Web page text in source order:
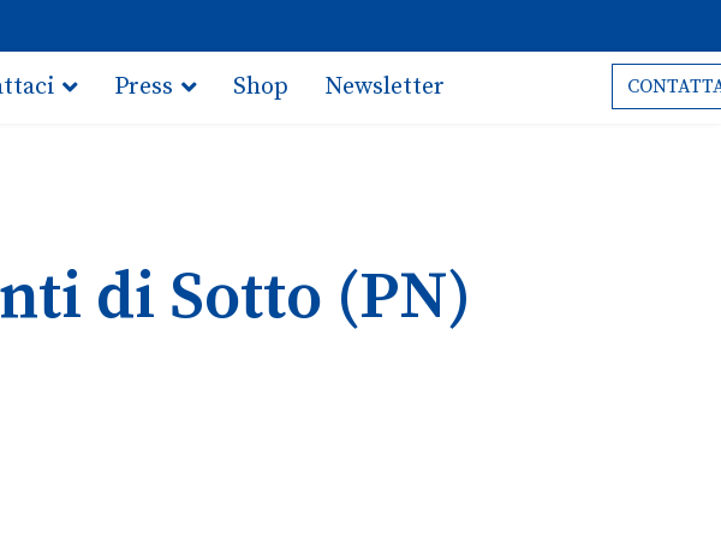
Press Shop Newsletter
di Sotto (PN)